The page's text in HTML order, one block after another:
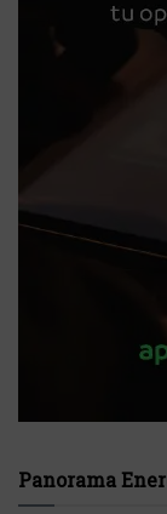
Panorama